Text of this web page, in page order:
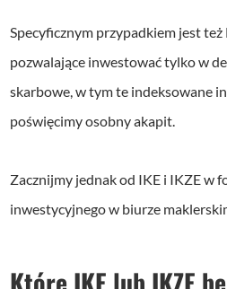
Specyficznym przypadkiem jest też
pozwalające inwestować tylko w
skarbowe, w tym te indeksowane
poświęcimy osobny akapit.
Zacznijmy jednak od IKE i IKZE w
inwestycyjnego w biurze